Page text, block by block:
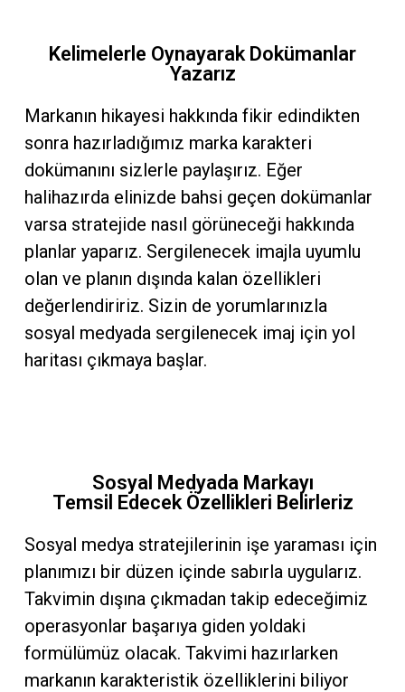
Kelimelerle Oynayarak Dokümanlar
Yazarız
Markanın hikayesi hakkında fikir edindikten
sonra hazırladığımız marka karakteri
dokümanını sizlerle paylaşırız. Eğer
halihazırda elinizde bahsi geçen dokümanlar
varsa stratejide nasıl görüneceği hakkında
planlar yaparız. Sergilenecek imajla uyumlu
olan ve planın dışında kalan özellikleri
değerlendiririz. Sizin de yorumlarınızla
sosyal medyada sergilenecek imaj için yol
haritası çıkmaya başlar.
Sosyal Medyada Markayı
Temsil Edecek Özellikleri Belirleriz
Sosyal medya stratejilerinin işe yaraması için
planımızı bir düzen içinde sabırla uygularız.
Takvimin dışına çıkmadan takip edeceğimiz
operasyonlar başarıya giden yoldaki
formülümüz olacak. Takvimi hazırlarken
markanın karakteristik özelliklerini biliyor